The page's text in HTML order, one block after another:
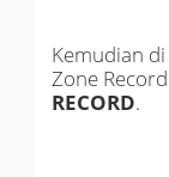
Kemudian
Zone
RECORD.